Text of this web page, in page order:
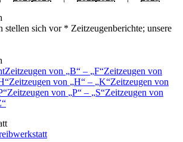
stellen sich vor * Zeitzeugenberichte; unsere
Zeitzeugen von B – F Zeitzeugen von
Zeitzeugen von H – K Zeitzeugen von
Zeitzeugen von P – S Zeitzeugen von